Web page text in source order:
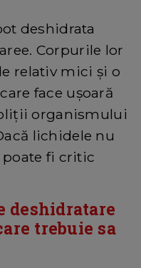
deshidrata
Corpurile lor
relativ mici și o
face ușoară
organismului
lichidele nu
fi critic
deshidratare
trebuie sa